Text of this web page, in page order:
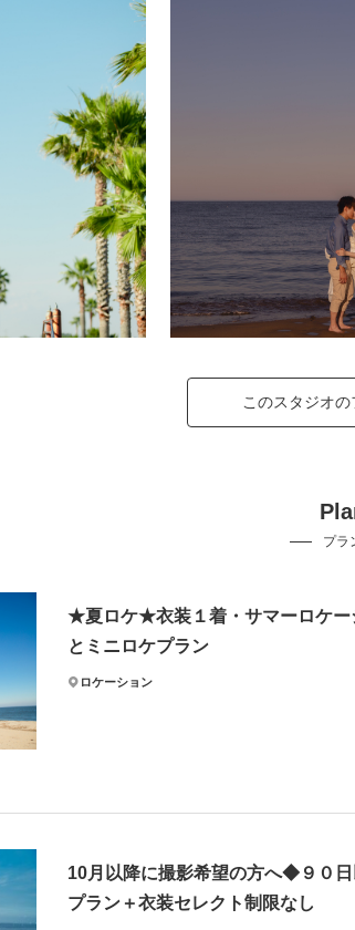
このスタジオ
プラ
★夏ロケ★衣装１着・サマーロケー
とミニロケプラン
ロケーション
夏の新緑や海を色鮮やかに撮影できる
ロケ地はスタッフまでご相談ください！
※交通費・申請料別
10月以降に撮影希望の方へ◆９０
プラン＋衣装セレクト制限なし